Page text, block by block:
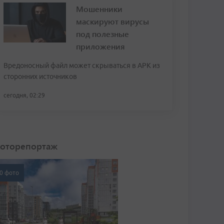
Мошенники
маскируют вирусы
под полезные
приложения
Вредоносный файл может скрываться в APK из
сторонних источников
сегодня, 02:29
фото